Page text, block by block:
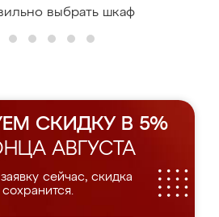
выбрать шкаф
СКИДКУ В 5%
АВГУСТА
сейчас, скидка
сохранится.